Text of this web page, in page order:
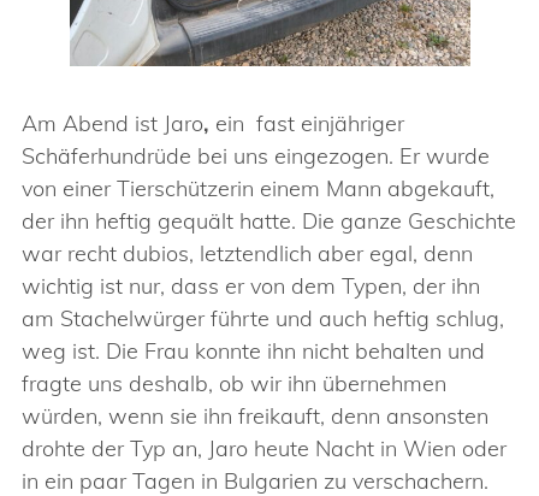
Am Abend ist Jaro, ein fast einjähriger
Schäferhundrüde bei uns eingezogen. Er wurde
von einer Tierschützerin einem Mann abgekauft,
der ihn heftig gequält hatte. Die ganze Geschichte
war recht dubios, letztendlich aber egal, denn
wichtig ist nur, dass er von dem Typen, der ihn
am Stachelwürger führte und auch heftig schlug,
weg ist. Die Frau konnte ihn nicht behalten und
fragte uns deshalb, ob wir ihn übernehmen
würden, wenn sie ihn freikauft, denn ansonsten
drohte der Typ an, Jaro heute Nacht in Wien oder
in ein paar Tagen in Bulgarien zu verschachern.